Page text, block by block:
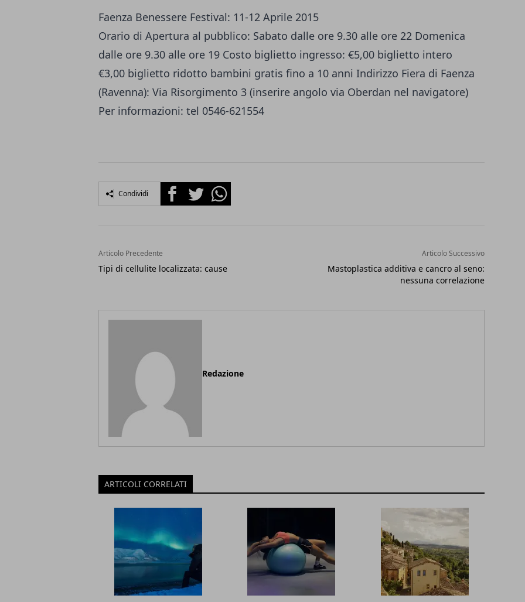
Faenza Benessere Festival: 11-12 Aprile 2015
Orario di Apertura al pubblico: Sabato dalle ore 9.30 alle ore 22 Domenica
dalle ore 9.30 alle ore 19 Costo biglietto ingresso: €5,00 biglietto intero
€3,00 biglietto ridotto bambini gratis fino a 10 anni Indirizzo Fiera di Faenza
(Ravenna): Via Risorgimento 3 (inserire angolo via Oberdan nel navigatore)
Per informazioni: tel 0546-621554
Condividi FacebookTwitterWhatsapp
Articolo Precedente
Tipi di cellulite localizzata: cause
Articolo Successivo
Mastoplastica additiva e cancro al seno:
nessuna correlazione
Redazione
ARTICOLI CORRELATI